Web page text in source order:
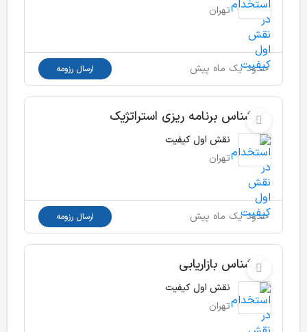
تهران
حدود یک ماه پیش ارسال رزومه
کارشناس برنامه ریزی استراتژیک
نقش اول کیفیت
تهران
حدود یک ماه پیش ارسال رزومه
کارشناس بازاریابی
نقش اول کیفیت
تهران